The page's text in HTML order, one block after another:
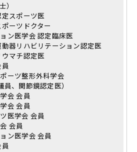
）
スポーツ医
ーツドクター
ン医学会 認定臨床医
器リハビリテーション認定医
マチ認定医
ーツ整形外科学会
、関節鏡認定医）
会 会員
会 会員
医学会 会員
会員
ン医学会 会員